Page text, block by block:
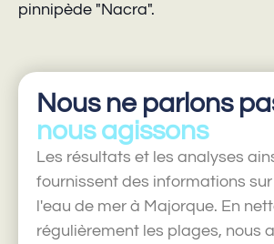
pinnipède "Nacra".
Nous ne parlons
nous agissons
Les résultats et les analyses
fournissent des informations
l'eau de mer à Majorque. En
régulièrement les plages, nous